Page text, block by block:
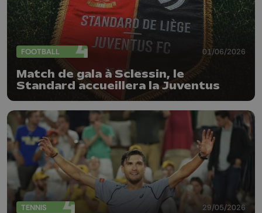
FOOTBALL 01/06/2026
Match de gala à Sclessin, le
Standard accueillera la Juventus
TENNIS 29/05/2026